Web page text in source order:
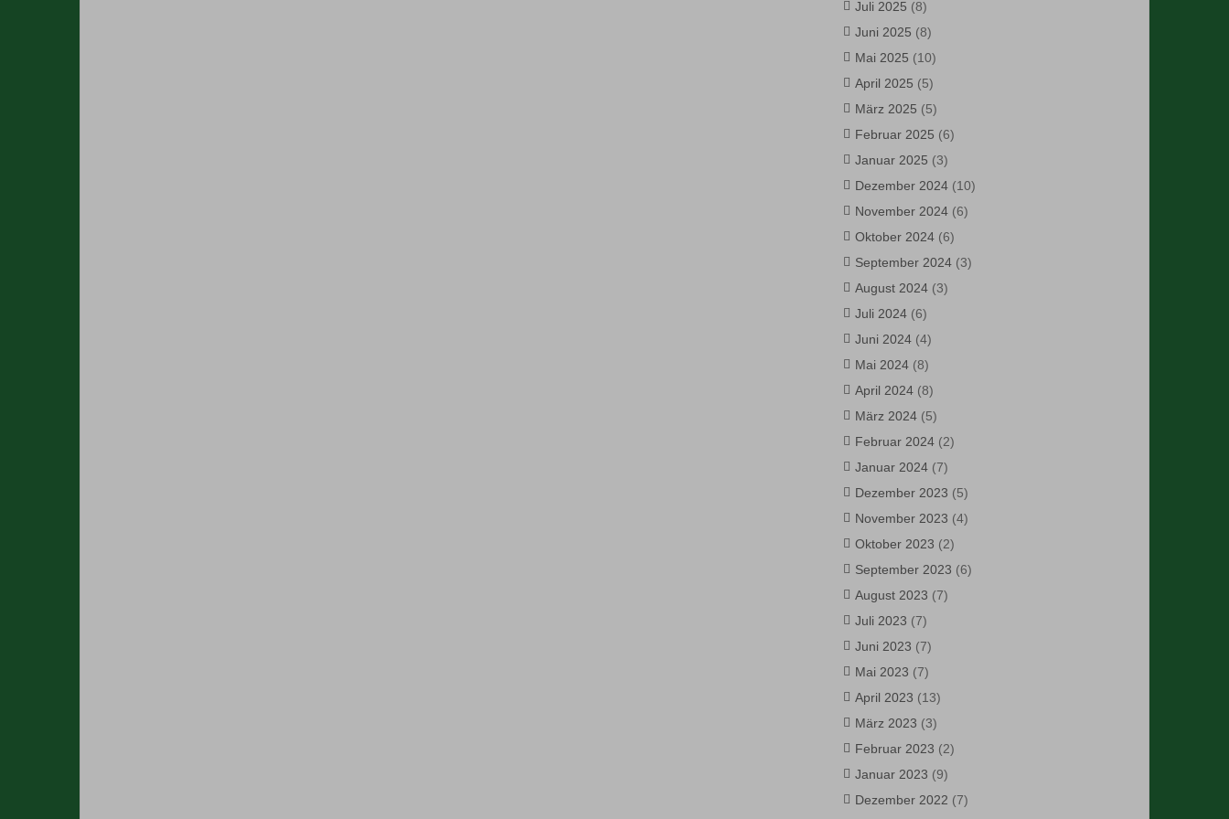
Juli 2025 (8)
Juni 2025 (8)
Mai 2025 (10)
April 2025 (5)
März 2025 (5)
Februar 2025 (6)
Januar 2025 (3)
Dezember 2024(10)
November 2024(6)
Oktober 2024(6)
September 2024(3)
August 2024(3)
Juli 2024(6)
Juni 2024(4)
Mai 2024(8)
April 2024(8)
März 2024(5)
Februar 2024(2)
Januar 2024(7)
Dezember 2023 (5)
November 2023 (4)
Oktober 2023 (2)
September 2023 (6)
August 2023 (7)
Juli 2023 (7)
Juni 2023 (7)
Mai 2023 (7)
April 2023 (13)
März 2023 (3)
Februar 2023 (2)
Januar 2023 (9)
Dezember 2022 (7)